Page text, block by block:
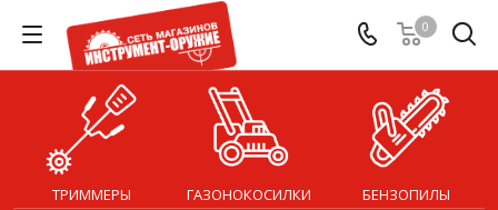
0
ТРИММЕРЫ ГАЗОНОКОСИЛКИ БЕНЗОПИЛЫ